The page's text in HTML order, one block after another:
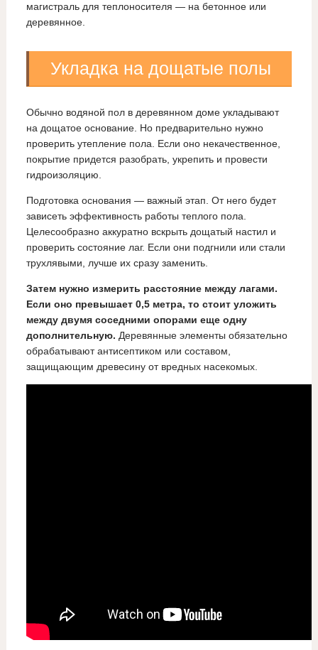
магистраль для теплоносителя — на бетонное или
деревянное.
Укладка на дощатые полы
Обычно водяной пол в деревянном доме укладывают
на дощатое основание. Но предварительно нужно
проверить утепление пола. Если оно некачественное,
покрытие придется разобрать, укрепить и провести
гидроизоляцию.
Подготовка основания — важный этап. От него будет
зависеть эффективность работы теплого пола.
Целесообразно аккуратно вскрыть дощатый настил и
проверить состояние лаг. Если они подгнили или стали
трухлявыми, лучше их сразу заменить.
Затем нужно измерить расстояние между лагами.
Если оно превышает 0,5 метра, то стоит уложить
между двумя соседними опорами еще одну
дополнительную. Деревянные элементы обязательно
обрабатывают антисептиком или составом,
защищающим древесину от вредных насекомых.